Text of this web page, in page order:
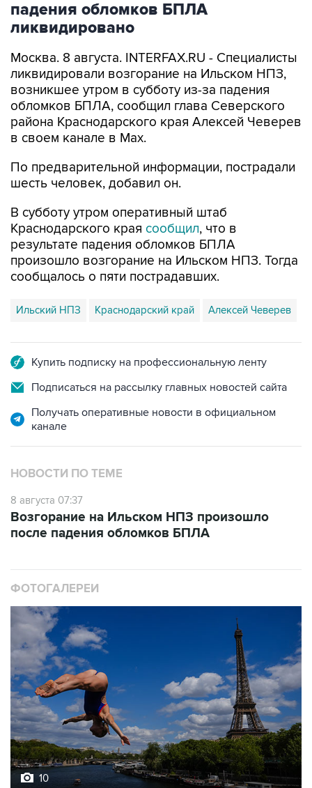
падения обломков БПЛА
ликвидировано
Москва. 8 августа. INTERFAX.RU - Специалисты
ликвидировали возгорание на Ильском НПЗ,
возникшее утром в субботу из-за падения
обломков БПЛА, сообщил глава Северского
района Краснодарского края Алексей Чеверев
в своем канале в Max.
По предварительной информации, пострадали
шесть человек, добавил он.
В субботу утром оперативный штаб
Краснодарского края сообщил, что в
результате падения обломков БПЛА
произошло возгорание на Ильском НПЗ. Тогда
сообщалось о пяти пострадавших.
Ильский НПЗ Краснодарский край Алексей Чеверев
Купить подписку на профессиональную ленту
Подписаться на рассылку главных новостей сайта
Получать оперативные новости в официальном
канале
НОВОСТИ ПО ТЕМЕ
8 августа 07:37
Возгорание на Ильском НПЗ произошло
после падения обломков БПЛА
ФОТОГАЛЕРЕИ
10